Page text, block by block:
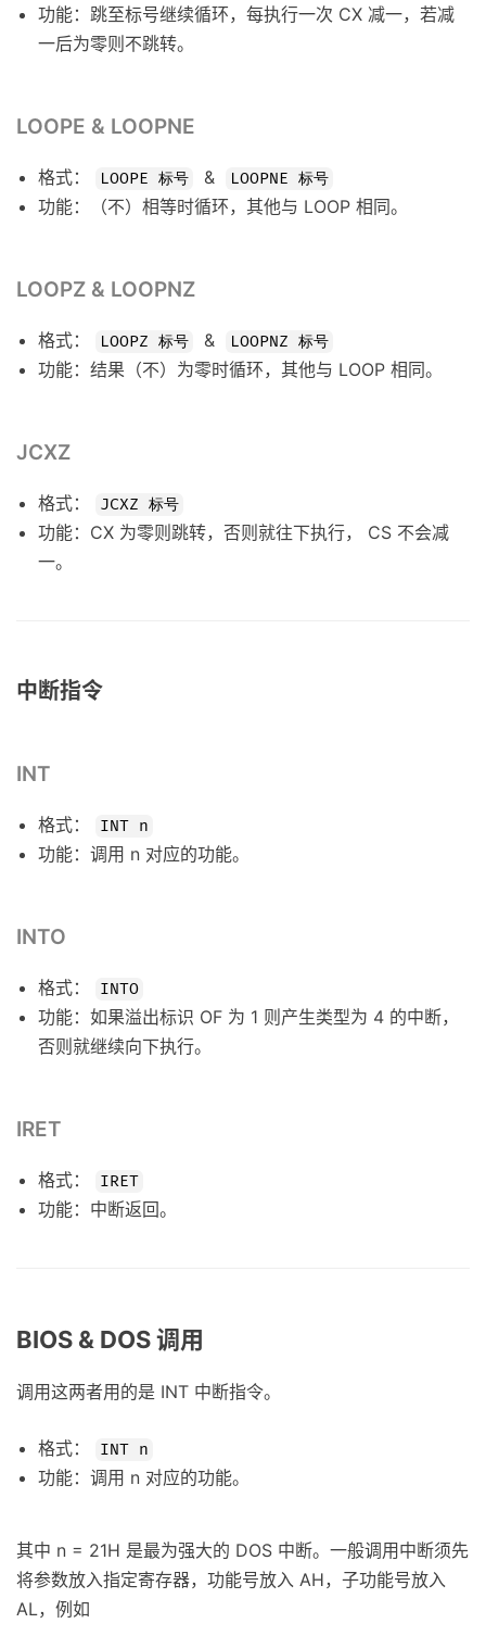
功能：跳至标号继续循环，每执行一次 CX 减一，若减
一后为零则不跳转。
LOOPE & LOOPNE
格式： LOOPE 标号 & LOOPNE 标号
功能：（不）相等时循环，其他与 LOOP 相同。
LOOPZ & LOOPNZ
格式： LOOPZ 标号 & LOOPNZ 标号
功能：结果（不）为零时循环，其他与 LOOP 相同。
JCXZ
格式： JCXZ 标号
功能：CX 为零则跳转，否则就往下执行， CS 不会减
一。
中断指令
INT
格式： INT n
功能：调用 n 对应的功能。
INTO
格式： INTO
功能：如果溢出标识 OF 为 1 则产生类型为 4 的中断，
否则就继续向下执行。
IRET
格式： IRET
功能：中断返回。
BIOS & DOS 调用
调用这两者用的是 INT 中断指令。
格式： INT n
功能：调用 n 对应的功能。
其中 n = 21H 是最为强大的 DOS 中断。一般调用中断须先
将参数放入指定寄存器，功能号放入 AH，子功能号放入
AL，例如